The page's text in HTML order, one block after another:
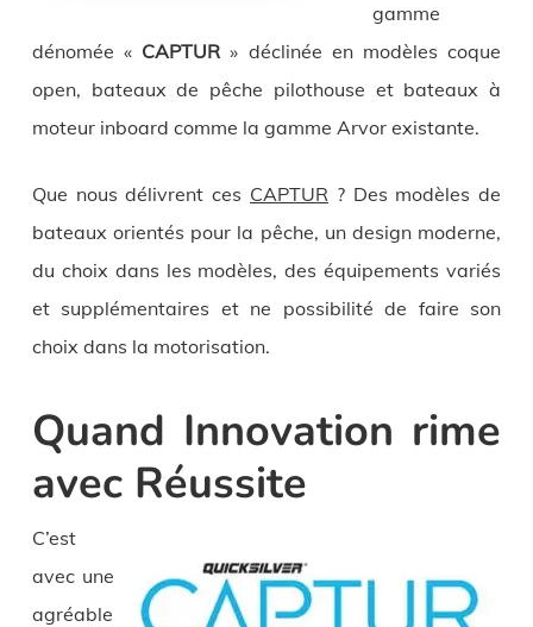
gamme
dénomée « CAPTUR » déclinée en modèles coque
open, bateaux de pêche pilothouse et bateaux à
moteur inboard comme la gamme Arvor existante.
Que nous délivrent ces CAPTUR ? Des modèles de
bateaux orientés pour la pêche, un design moderne,
du choix dans les modèles, des équipements variés
et supplémentaires et ne possibilité de faire son
choix dans la motorisation.
Quand Innovation rime
avec Réussite
C’est
avec une
agréable